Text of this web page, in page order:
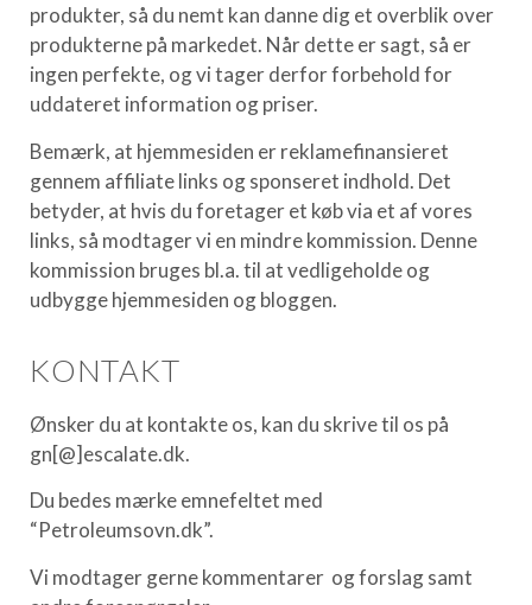
produkter, så du nemt kan danne dig et overblik over
produkterne på markedet. Når dette er sagt, så er
ingen perfekte, og vi tager derfor forbehold for
uddateret information og priser.
Bemærk, at hjemmesiden er reklamefinansieret
gennem affiliate links og sponseret indhold. Det
betyder, at hvis du foretager et køb via et af vores
links, så modtager vi en mindre kommission. Denne
kommission bruges bl.a. til at vedligeholde og
udbygge hjemmesiden og bloggen.
KONTAKT
Ønsker du at kontakte os, kan du skrive til os på
gn[@]escalate.dk.
Du bedes mærke emnefeltet med
“Petroleumsovn.dk”.
Vi modtager gerne kommentarer og forslag samt